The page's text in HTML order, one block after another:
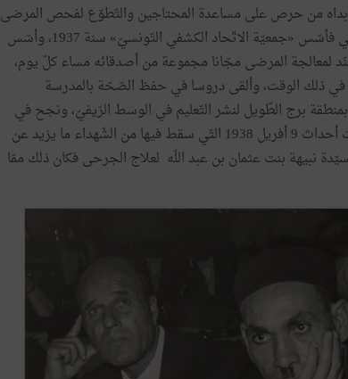
من حرص على مساعدة المحتاجين والتّطوّع لفحص المرضى
مجّانا يوما في الأسبوع، واتّجه إلى العمل الجمعيّاتي والتّطوّعي فأسّس «جمعيّة الاتّحاد الكشفي التّونسيّ» سنة 1937، وأسّس
تونسيّ، وجنّد لمعالجة المرضى مجّانا مجموعة من أصدقائه مساء كلّ يوم،
ذلك الوقت، وألقى دروسا في حفظ الصّحّة بالمدرسة
بمنطقة برج الطّويل لنشر التّعليم في الوسط الرّيفيّ، ونجح في
التّصدّي لضمّ معهد باستور إلى الممتلكات الفرنسيّة. ولمّا جدّت أحداث 9 أفريل 1938 التّي سقط فيها من الشّهداء ما يزيد عن
نبيهة بنت عثمان بن عبد اللّه لعلاج الجرحى فكان ذلك ممّا